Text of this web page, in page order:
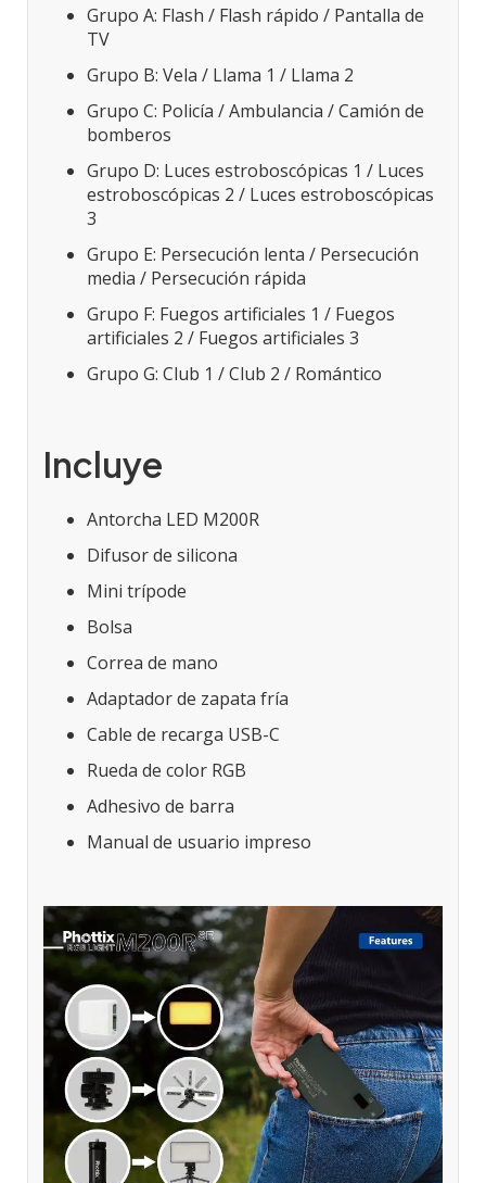
Grupo A: Flash / Flash rápido / Pantalla de
TV
Grupo B: Vela / Llama 1 / Llama 2
Grupo C: Policía / Ambulancia / Camión de
bomberos
Grupo D: Luces estroboscópicas 1 / Luces
estroboscópicas 2 / Luces estroboscópicas
3
Grupo E: Persecución lenta / Persecución
media / Persecución rápida
Grupo F: Fuegos artificiales 1 / Fuegos
artificiales 2 / Fuegos artificiales 3
Grupo G: Club 1 / Club 2 / Romántico
Incluye
Antorcha LED M200R
Difusor de silicona
Mini trípode
Bolsa
Correa de mano
Adaptador de zapata fría
Cable de recarga USB-C
Rueda de color RGB
Adhesivo de barra
Manual de usuario impreso